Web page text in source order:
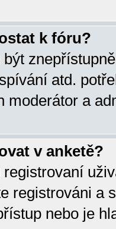
k fóru?
atd.
moderátor a
v anketě?
registrováni a
nebo je